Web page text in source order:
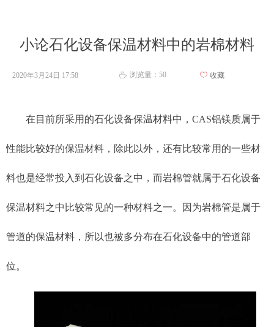
小论石化设备保温材料中的岩棉材料
2020年3月24日 17:58 ꄘ 浏览量： 50 ꄀ 收藏
在目前所采用的石化设备保温材料中，CAS铝镁质属于
性能比较好的保温材料，除此以外，还有比较常用的一些材
料也是经常投入到石化设备之中，而岩棉管就属于石化设备
保温材料之中比较常见的一种材料之一。因为岩棉管是属于
管道的保温材料，所以也被多分布在石化设备中的管道部
位。